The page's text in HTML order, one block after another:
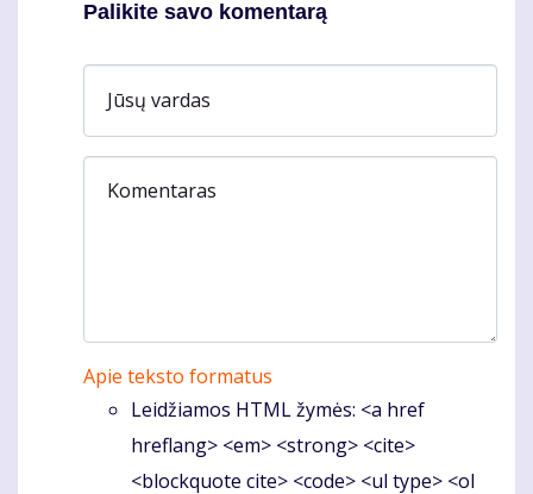
Palikite savo komentarą
Jūsų vardas
Komentaras
Apie teksto formatus
Leidžiamos HTML žymės: <a href
hreflang> <em> <strong> <cite>
<blockquote cite> <code> <ul type> <ol